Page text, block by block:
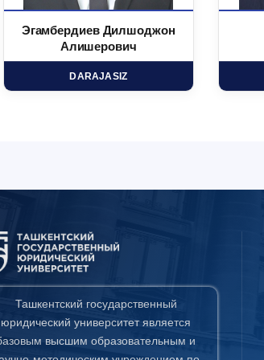
Эгамбердиев Дилшоджон
Алишерович
DARAJASIZ
Ташкентский государственный
юридический университет является
высшим образовательным и